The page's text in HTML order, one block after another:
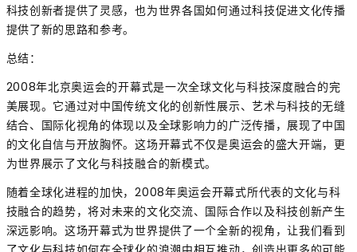
科技创新者提供了灵感，也为世界各国如何通过科技促进文化传播
提供了新的思路和参考。
总结：
2008年北京奥运会的开幕式是一次全球文化与科技深度融合的完
美展现。它通过对中国传统文化的创新性展示、艺术与科技的无缝
结合、国际化视角的体现以及全球影响力的广泛传播，展现了中国
的文化自信与开放胸怀。这场开幕式不仅是奥运会的盛大开端，更
为世界展示了文化与科技融合的新模式。
随着全球化进程的加快，2008年奥运会开幕式所代表的文化与科
技融合的趋势，将对未来的文化交流、国际合作以及科技创新产生
深远影响。这场开幕式为世界提供了一个全新的视角，让我们看到